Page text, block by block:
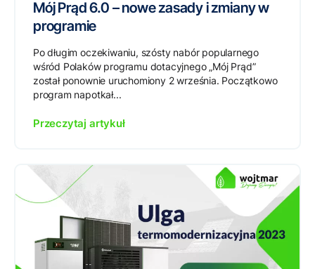
Mój Prąd 6.0 – nowe zasady i zmiany w
programie
Po długim oczekiwaniu, szósty nabór popularnego
wśród Polaków programu dotacyjnego „Mój Prąd”
został ponownie uruchomiony 2 września. Początkowo
program napotkał...
Przeczytaj artykuł